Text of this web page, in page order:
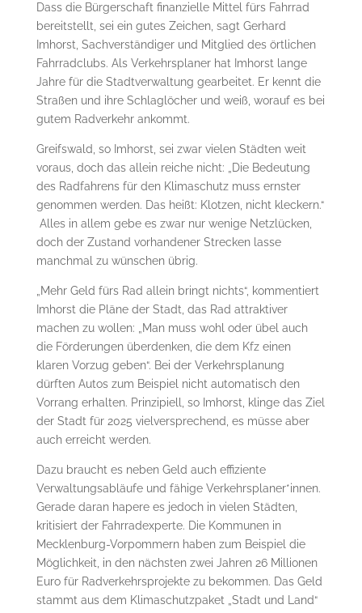
Dass die Bürgerschaft finanzielle Mittel fürs Fahrrad
bereitstellt, sei ein gutes Zeichen, sagt Gerhard
Imhorst, Sachverständiger und Mitglied des örtlichen
Fahrradclubs. Als Verkehrsplaner hat Imhorst lange
Jahre für die Stadtverwaltung gearbeitet. Er kennt die
Straßen und ihre Schlaglöcher und weiß, worauf es bei
gutem Radverkehr ankommt.
Greifswald, so Imhorst, sei zwar vielen Städten weit
voraus, doch das allein reiche nicht: „Die Bedeutung
des Radfahrens für den Klimaschutz muss ernster
genommen werden. Das heißt: Klotzen, nicht kleckern.“
Alles in allem gebe es zwar nur wenige Netzlücken,
doch der Zustand vorhandener Strecken lasse
manchmal zu wünschen übrig.
„Mehr Geld fürs Rad allein bringt nichts“, kommentiert
Imhorst die Pläne der Stadt, das Rad attraktiver
machen zu wollen: „Man muss wohl oder übel auch
die Förderungen überdenken, die dem Kfz einen
klaren Vorzug geben“. Bei der Verkehrsplanung
dürften Autos zum Beispiel nicht automatisch den
Vorrang erhalten. Prinzipiell, so Imhorst, klinge das Ziel
der Stadt für 2025 vielversprechend, es müsse aber
auch erreicht werden.
Dazu braucht es neben Geld auch effiziente
Verwaltungsabläufe und fähige Verkehrsplaner*innen.
Gerade daran hapere es jedoch in vielen Städten,
kritisiert der Fahrradexperte. Die Kommunen in
Mecklenburg-Vorpommern haben zum Beispiel die
Möglichkeit, in den nächsten zwei Jahren 26 Millionen
Euro für Radverkehrsprojekte zu bekommen. Das Geld
stammt aus dem Klimaschutzpaket „Stadt und Land“